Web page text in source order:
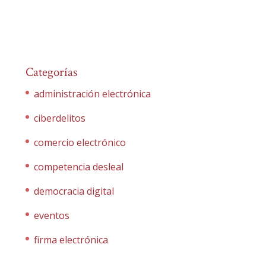
Categorías
administración electrónica
ciberdelitos
comercio electrónico
competencia desleal
democracia digital
eventos
firma electrónica